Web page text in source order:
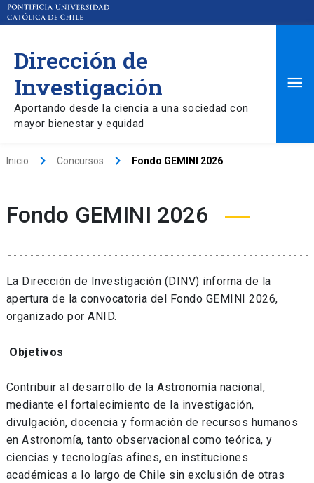
Dirección de
Investigación
Aportando desde la ciencia a una sociedad con
mayor bienestar y equidad
Inicio keyboard_arrow_right Concursos keyboard_arrow_right Fondo GEMINI 2026
Fondo GEMINI 2026
La Dirección de Investigación (DINV) informa de la
apertura de la convocatoria del Fondo GEMINI 2026,
organizado por ANID.
Objetivos
Contribuir al desarrollo de la Astronomía nacional,
mediante el fortalecimiento de la investigación,
divulgación, docencia y formación de recursos humanos
en Astronomía, tanto observacional como teórica, y
ciencias y tecnologías afines, en instituciones
académicas a lo largo de Chile sin exclusión de otras